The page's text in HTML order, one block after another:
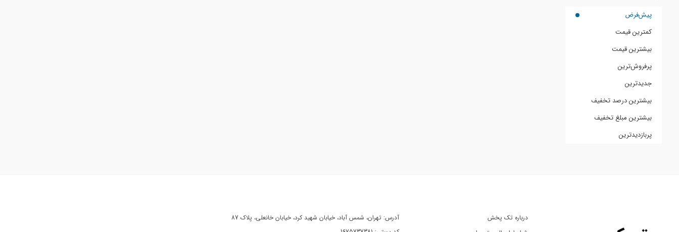
پیش‌فرض
کمترین قیمت
بیشترین قیمت
پرفروش‌ترین
جدیدترین
بیشترین درصد تخفیف
بیشترین مبلغ تخفیف
پربازدیدترین
درباره تک پخش
آدرس: تهران، شمس آباد، خیابان شهید کرد، خیابان خانعلی، پلاک 87